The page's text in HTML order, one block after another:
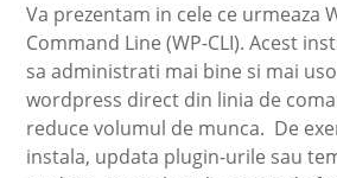
Va prezentam in cele ce urmeaza
Command Line (WP-CLI). Acest
sa administrati mai bine si mai
wordpress direct din linia de
reduce volumul de munca. De
instala, updata plugin-urile sau